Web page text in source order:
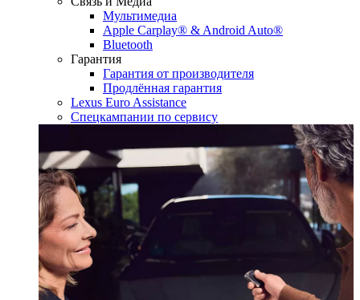
Мультимедиа
Apple Carplay® & Android Auto®
Bluetooth
Гарантия
Гарантия от производителя
Продлённая гарантия
Lexus Euro Assistance
Спецкампании по сервису